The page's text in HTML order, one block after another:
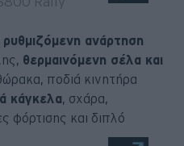
ρυθμιζόμενη ανάρτηση
θερμαινόμενη σέλα και
ποδιά κινητήρα
κάγκελα, σχάρα,
φόρτισης και διπλό